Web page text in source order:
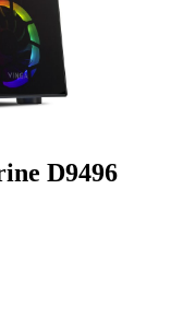
D9496